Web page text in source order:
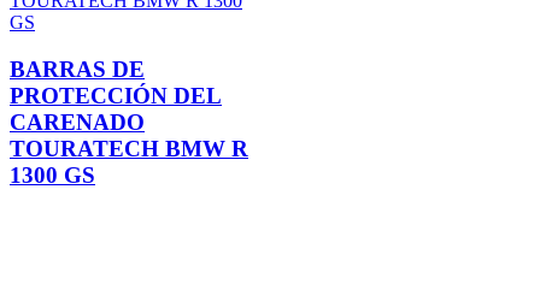
BARRAS DE
PROTECCIÓN DEL
CARENADO
TOURATECH BMW R
1300 GS